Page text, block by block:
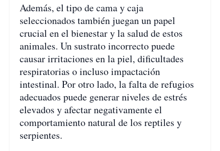
Además, el tipo de cama y caja
seleccionados también juegan un papel
crucial en el bienestar y la salud de estos
animales. Un sustrato incorrecto puede
causar irritaciones en la piel, dificultades
respiratorias o incluso impactación
intestinal. Por otro lado, la falta de refugios
adecuados puede generar niveles de estrés
elevados y afectar negativamente el
comportamiento natural de los reptiles y
serpientes.